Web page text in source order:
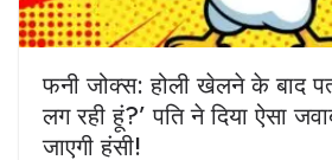
फनी जोक्स: होली खेलने के बाद
लग रही हूं?’ पति ने दिया ऐसा
जाएगी हंसी!